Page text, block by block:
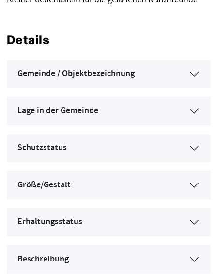
Details
Gemeinde / Objektbezeichnung
Lage in der Gemeinde
Schutzstatus
Größe/Gestalt
Erhaltungsstatus
Beschreibung